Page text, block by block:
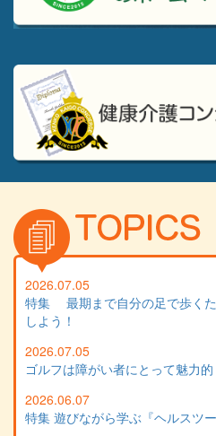
2026.07.05
特集 最期まで自分の足で歩く
しよう！
2026.07.05
ゴルフは障がい者にとって魅力
2026.06.07
特集 遊びながら学ぶ『ヘルスツー